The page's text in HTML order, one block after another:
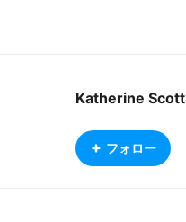
Katherine Scott
フォロー